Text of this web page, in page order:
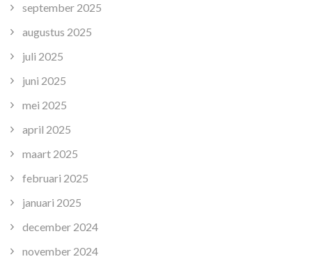
september 2025
augustus 2025
juli 2025
juni 2025
mei 2025
april 2025
maart 2025
februari 2025
januari 2025
december 2024
november 2024